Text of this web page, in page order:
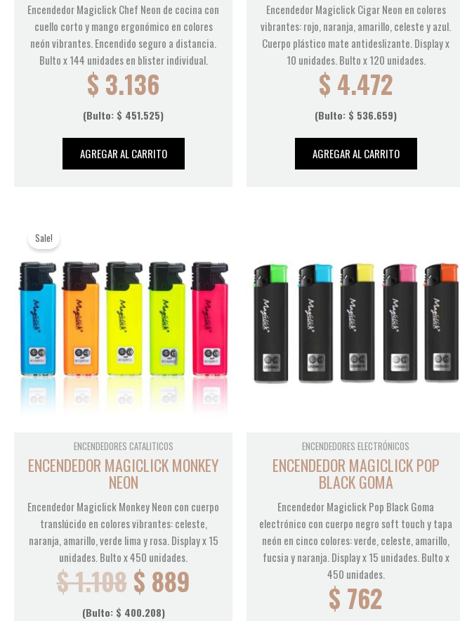
Encendedor Magiclick Chef Neon de cocina con
cuello corto y mango ergonómico en colores
neón vibrantes. Encendido seguro a distancia.
Bulto x 144 unidades en blister individual.
$ 3.136
(Bulto: $ 451.525)
AGREGAR AL CARRITO
Encendedor Magiclick Cigar Neon en colores
vibrantes: rojo, naranja, amarillo, celeste y azul.
Cuerpo plástico mate antideslizante. Display x
10 unidades. Bulto x 120 unidades.
$ 4.472
(Bulto: $ 536.659)
AGREGAR AL CARRITO
Sale!
ENCENDEDORES CATALITICOS
ENCENDEDOR MAGICLICK MONKEY
NEON
Encendedor Magiclick Monkey Neon con cuerpo
translúcido en colores vibrantes: celeste,
naranja, amarillo, verde lima y rosa. Display x 15
unidades. Bulto x 450 unidades.
$1.108
price
was:
$ 1.108.
$ 889
price
is:
$ 889.
(Bulto: $ 400.208)
ENCENDEDORES ELECTRÓNICOS
ENCENDEDOR MAGICLICK POP
BLACK GOMA
Encendedor Magiclick Pop Black Goma
electrónico con cuerpo negro soft touch y tapa
neón en cinco colores: verde, celeste, amarillo,
fucsia y naranja. Display x 15 unidades. Bulto x
450 unidades.
$ 762